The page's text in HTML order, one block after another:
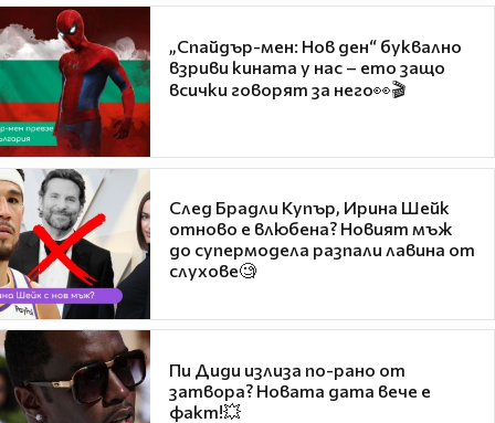
„Спайдър-мен: Нов ден“ буквално
взриви кината у нас – ето защо
всички говорят за него👀🎬
След Брадли Купър, Ирина Шейк
отново е влюбена? Новият мъж
до супермодела разпали лавина от
слухове🧐
Пи Диди излиза по-рано от
затвора? Новата дата вече е
факт!💥